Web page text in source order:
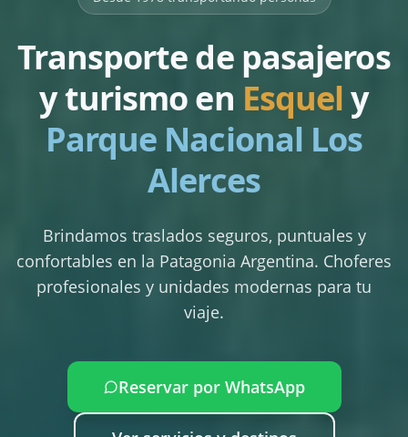
Transporte de pasajeros
y turismo en Esquely
Parque Nacional Los
Alerces
Brindamos traslados seguros, puntuales y
confortables en la Patagonia Argentina. Choferes
profesionales y unidades modernas para tu
viaje.
Reservar por WhatsApp